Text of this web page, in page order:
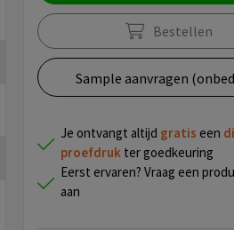
Bestellen
Sample aanvragen
Je ontvangt altijd gratis een
proefdrukter goedkeuring
Eerst ervaren? Vraag een
aan